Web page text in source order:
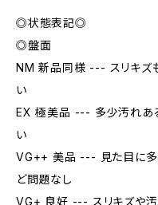
◎状態表記◎
◎盤面
NM 新品同様 --- スリキズ
い
EX 極美品 --- 多少汚れあ
い
VG++ 美品 --- 見た目に多
ど問題なし
VG+ 良好 --- スリキズや